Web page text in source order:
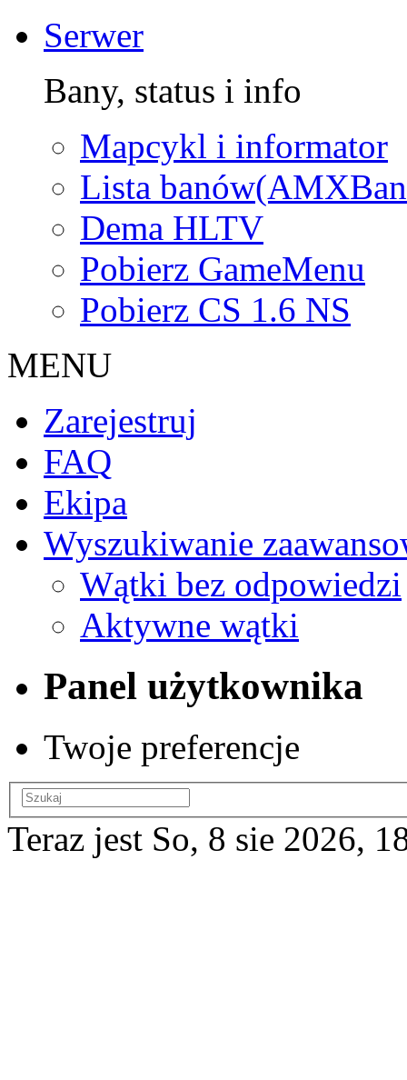
Serwer
Bany, status i info
Mapcykl i informator
Lista
Dema HLTV
Pobierz GameMenu
Pobierz CS 1.6 NS
MENU
Zarejestruj
FAQ
Ekipa
Wyszukiwanie
Wątki bez odpowiedzi
Aktywne wątki
Panel użytkownika
Twoje preferencje
Teraz jest So, 8 sie 2026,